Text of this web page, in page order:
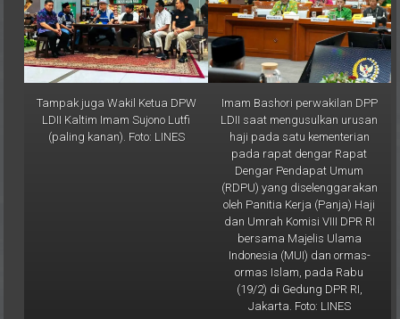
Tampak juga Wakil Ketua DPW
LDII Kaltim Imam Sujono Lutfi
(paling kanan). Foto: LINES
Imam Bashori perwakilan DPP
LDII saat mengusulkan urusan
haji pada satu kementerian
pada rapat dengar Rapat
Dengar Pendapat Umum
(RDPU) yang diselenggarakan
oleh Panitia Kerja (Panja) Haji
dan Umrah Komisi VIII DPR RI
bersama Majelis Ulama
Indonesia (MUI) dan ormas-
ormas Islam, pada Rabu
(19/2) di Gedung DPR RI,
Jakarta. Foto: LINES